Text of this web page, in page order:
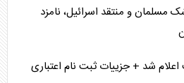
متحدان ایران
و منتقد اسرائیل، نامزد
شد + جزییات ثبت نام اعتباری